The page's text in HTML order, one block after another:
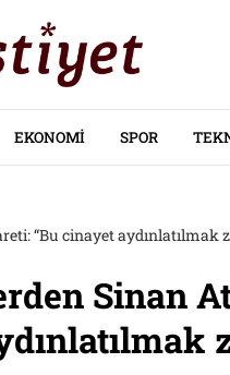
EKONOMI SPOR
“Bu cinayet aydınlatılmak
Sinan